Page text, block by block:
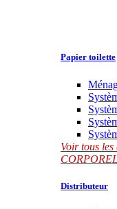
Papier toilette
Voir tous
Distributeur